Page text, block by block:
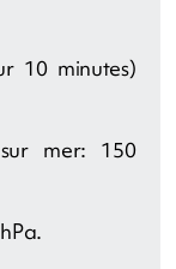
10 minutes)
mer: 150